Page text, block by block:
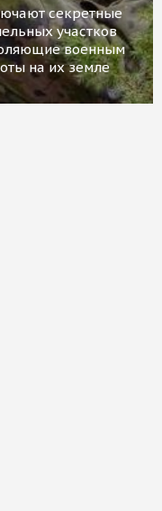
секретные
участков
военным
на их земле